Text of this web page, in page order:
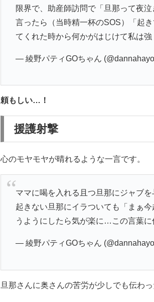
限界で、助産師訪問で「旦那って夜
言ったら（当時精一杯のSOS）「起
てくれた時から何かがはじけて私は
— 綾野パティGOちゃん
頼もしい…！
援護射撃
心のモヤモヤが晴れるような一言です。
ママに喝を入れる且つ旦那にジャブ
起きない旦那にイラついても「まぁ
うようにしたら気が楽に…この言葉
— 綾野パティGOちゃん
旦那さんに奥さんの苦労が少しでも伝わ